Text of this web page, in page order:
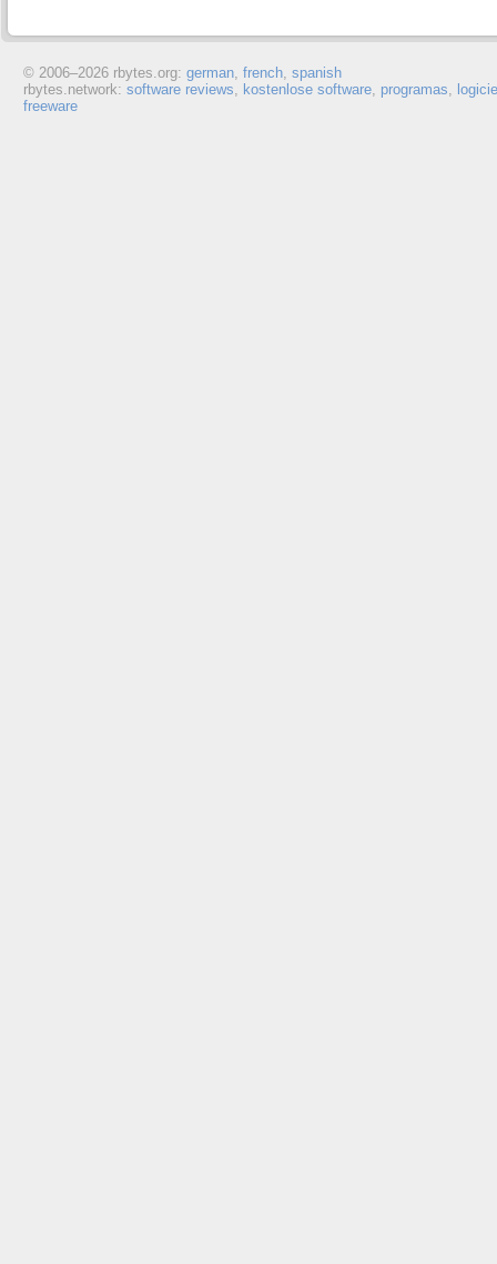
© 2006–2026 rbytes.org: german, french, spanish
rbytes.network: software reviews, kostenlose software, programas,
freeware